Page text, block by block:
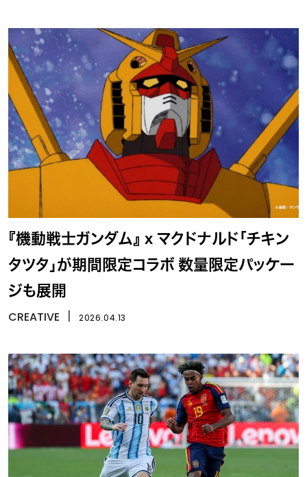
『機動戦士ガンダム』 x マクドナルド「チキン
タツタ」が期間限定コラボ 数量限定パッケー
ジも展開
CREATIVE 2026.04.13